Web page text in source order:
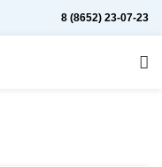
8 (8652) 23-07-23